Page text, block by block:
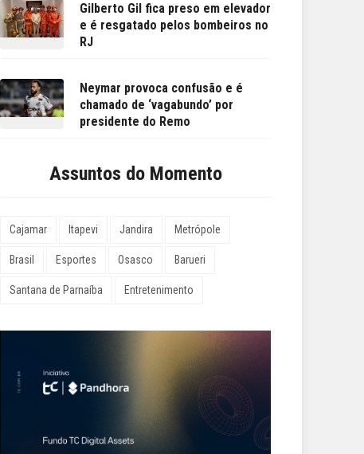
Gilberto Gil fica preso em elevador
e é resgatado pelos bombeiros no
RJ
Neymar provoca confusão e é
chamado de ‘vagabundo’ por
presidente do Remo
Assuntos do Momento
Cajamar Itapevi Jandira Metrópole
Brasil Esportes Osasco Barueri
Santana de Parnaíba Entretenimento